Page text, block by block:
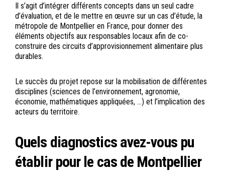
Il s’agit d’intégrer différents concepts dans un seul cadre
d’évaluation, et de le mettre en œuvre sur un cas d’étude, la
métropole de Montpellier en France, pour donner des
éléments objectifs aux responsables locaux afin de co-
construire des circuits d’approvisionnement alimentaire plus
durables.
Le succès du projet repose sur la mobilisation de différentes
disciplines (sciences de l’environnement, agronomie,
économie, mathématiques appliquées, …) et l’implication des
acteurs du territoire.
Quels diagnostics avez-vous pu
établir pour le cas de Montpellier